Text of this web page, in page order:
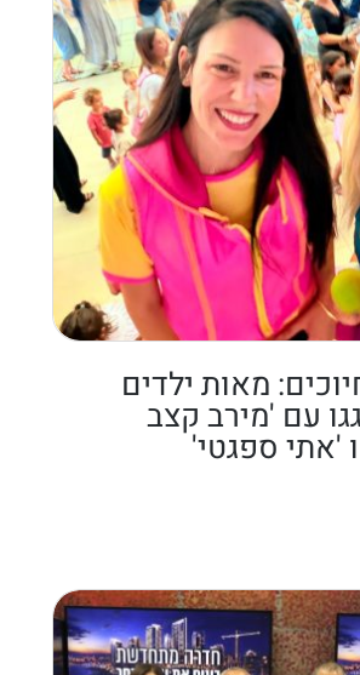
מאות ילדים
עם 'מירב קצב
'אתי ספגטי'